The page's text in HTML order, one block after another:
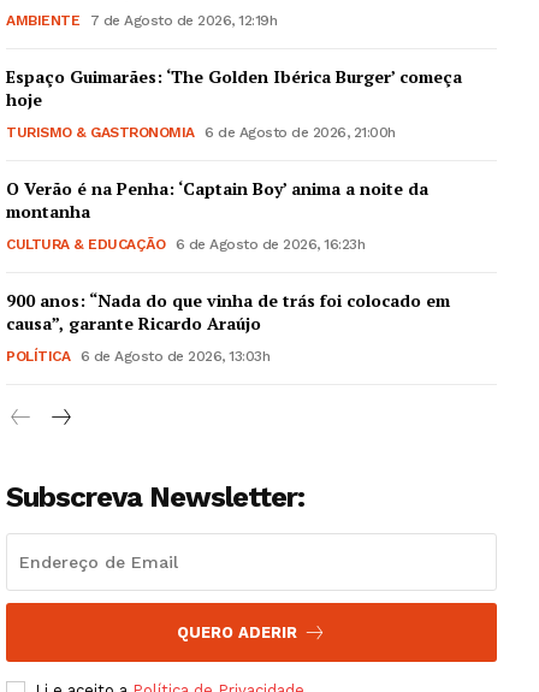
Guimarães, agora!
Institucional
Artigos
Edição Digital
Grande Entrevista
AMBIENTE 7 de Agosto de 2026, 12:19h
Espaço Guimarães: ‘The Golden Ibérica Burger’ começa
hoje
TURISMO & GASTRONOMIA 6 de Agosto de 2026, 21:00h
O Verão é na Penha: ‘Captain Boy’ anima a noite da
montanha
CULTURA & EDUCAÇÃO 6 de Agosto de 2026, 16:23h
900 anos: “Nada do que vinha de trás foi colocado em
causa”, garante Ricardo Araújo
POLÍTICA 6 de Agosto de 2026, 13:03h
Subscreva Newsletter:
QUERO ADERIR